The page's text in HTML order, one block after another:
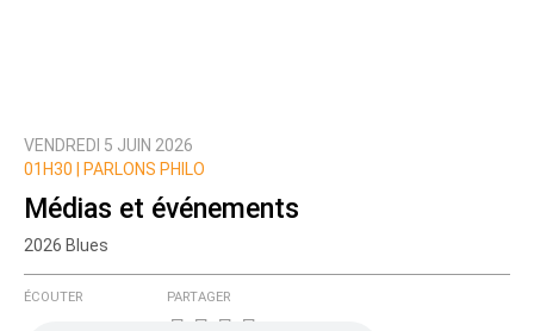
VENDREDI 5 JUIN 2026
01H30 | PARLONS PHILO
Médias et événements
2026 Blues
ÉCOUTER PARTAGER